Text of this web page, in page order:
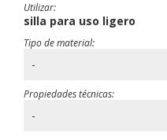
Utilizar:
silla para uso ligero
Tipo de material:
-
Propiedades técnicas:
-